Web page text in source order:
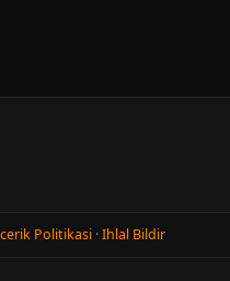
Politikasi ·Ihlal Bildir